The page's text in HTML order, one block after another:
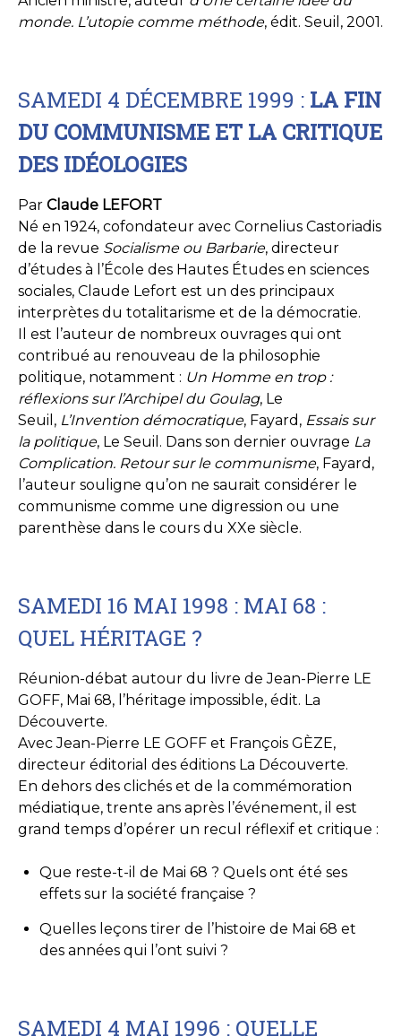
monde. L’utopie comme méthode, édit. Seuil, 2001.
SAMEDI 4 DÉCEMBRE 1999 : LA FIN
DU COMMUNISME ET LA CRITIQUE
DES IDÉOLOGIES
Par Claude LEFORT
Né en 1924, cofondateur avec Cornelius Castoriadis
de la revue Socialisme ou Barbarie, directeur
d’études à l’École des Hautes Études en sciences
sociales, Claude Lefort est un des principaux
interprètes du totalitarisme et de la démocratie.
Il est l’auteur de nombreux ouvrages qui ont
contribué au renouveau de la philosophie
politique, notamment : Un Homme en trop :
réflexions sur l’Archipel du Goulag, Le
Seuil, L’Invention démocratique, Fayard, Essais sur
la politique, Le Seuil. Dans son dernier ouvrage La
Complication. Retour sur le communisme, Fayard,
l’auteur souligne qu’on ne saurait considérer le
communisme comme une digression ou une
parenthèse dans le cours du XXe siècle.
SAMEDI 16 MAI 1998 : MAI 68 :
QUEL HÉRITAGE ?
Réunion-débat autour du livre de Jean-Pierre LE
GOFF, Mai 68, l’héritage impossible, édit. La
Découverte.
Avec Jean-Pierre LE GOFF et François GÈZE,
directeur éditorial des éditions La Découverte.
En dehors des clichés et de la commémoration
médiatique, trente ans après l’événement, il est
grand temps d’opérer un recul réflexif et critique :
Que reste-t-il de Mai 68 ? Quels ont été ses
effets sur la société française ?
Quelles leçons tirer de l’histoire de Mai 68 et
des années qui l’ont suivi ?
SAMEDI 4 MAI 1996 : QUELLE